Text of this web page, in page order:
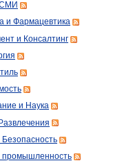
и Фармацевтика
и Консалтинг
и Наука
промышленность